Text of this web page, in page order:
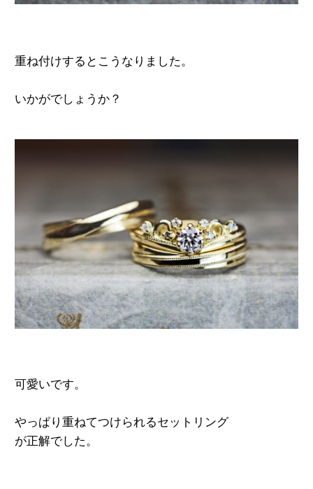
重ね付けするとこうなりました。
いかがでしょうか？
可愛いです。
やっぱり重ねてつけられるセットリング
が正解でした。